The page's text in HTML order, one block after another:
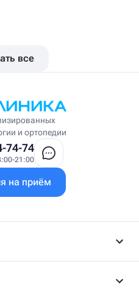
все
и ортопедии
74-74
21:00
на приём